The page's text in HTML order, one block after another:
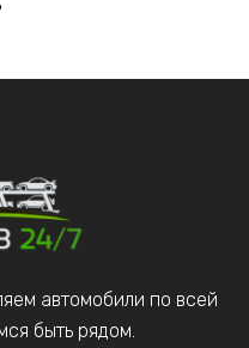
автомобили по всей
быть рядом.